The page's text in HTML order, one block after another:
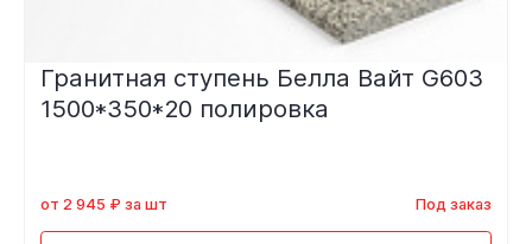
Гранитная ступень Белла Вайт G603
1500*350*20 полировка
от 2 945 ₽ за шт Под заказ